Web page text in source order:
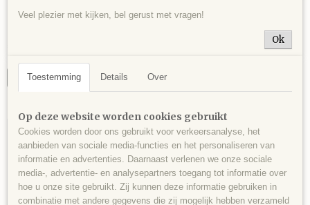
Mooi stuk sfaleriet, chalkopyriet en dolomiet, Tri-
States, Joplin, Missouri, USA - 271 gram - 10 x 6 x 5
IN WINKELWAGEN
Veel plezier met kijken, bel gerust met vragen!
Ok
Toestemming Details Over
Op deze website worden cookies gebruikt
Cookies worden door ons gebruikt voor verkeersanalyse, het
aanbieden van sociale media-functies en het personaliseren van
informatie en advertenties. Daarnaast verlenen we onze sociale
media-, advertentie- en analysepartners toegang tot informatie over
hoe u onze site gebruikt. Zij kunnen deze informatie gebruiken in
combinatie met andere gegevens die zij mogelijk hebben verzameld